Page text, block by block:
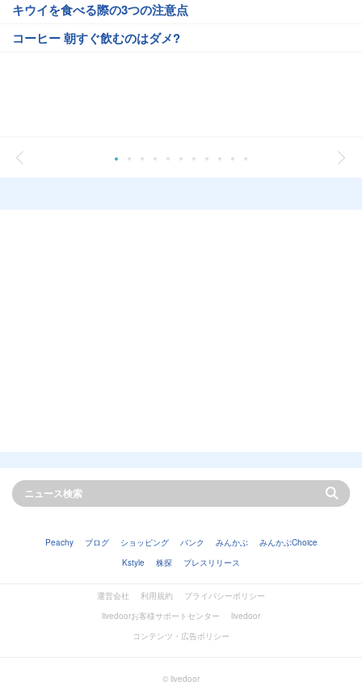
キウイを食べる際の3つの注意点
コーヒー 朝すぐ飲むのはダメ?
Peachy ブログ ショッピング バンク みんかぶ
みんかぶChoice
Kstyle
株探 プレスリリース
運営会社 利用規約
プライバシーポリシー
livedoorお客様サポートセンター
livedoor
コンテンツ・広告ポリシー
© livedoor